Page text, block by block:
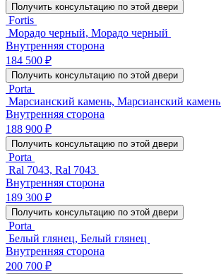
Получить консультацию по этой двери
Fortis
Морадо черный, Морадо черный
Внутренняя сторона
184 500 ₽
Получить консультацию по этой двери
Porta
Марсианский камень, Марсианский камень
Внутренняя сторона
188 900 ₽
Получить консультацию по этой двери
Porta
Ral 7043, Ral 7043
Внутренняя сторона
189 300 ₽
Получить консультацию по этой двери
Porta
Белый глянец, Белый глянец
Внутренняя сторона
200 700 ₽